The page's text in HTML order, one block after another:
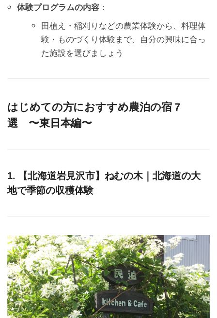
体験プログラムの内容 ：
田植え・稲刈りなどの農業体験から、料理体
験・ものづくり体験まで、自分の興味に合っ
た施設を選びましょう
はじめての方におすすめ農泊の宿 7
選 〜東日本編〜
1. 【北海道岩見沢市】ねむの木｜北海道の大
地で季節の収穫体験